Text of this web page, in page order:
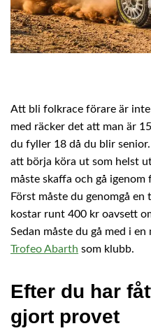
Att bli folkrace förare är
med räcker det att man är
du fyller 18 då du blir
att börja köra ut som helst
måste skaffa och gå
Först måste du genomgå
kostar runt 400 kr oavsett
Sedan måste du gå med i
Trofeo Abarth som klubb.
Efter du har
gjort provet